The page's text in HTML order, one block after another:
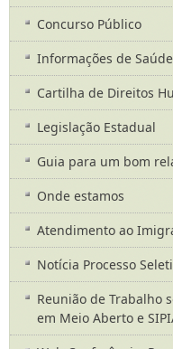
Concurso Público
Informações de
Cartilha de Direitos
Legislação Estadual
Guia para um bom
Onde estamos
Atendimento ao
Notícia Processo
Reunião de Trabalho
em Meio Aberto e